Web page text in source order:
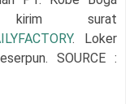
surat
. Loker
SOURCE :